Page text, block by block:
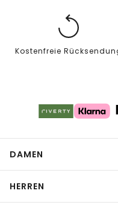
Kostenfreie
DAMEN
HERREN